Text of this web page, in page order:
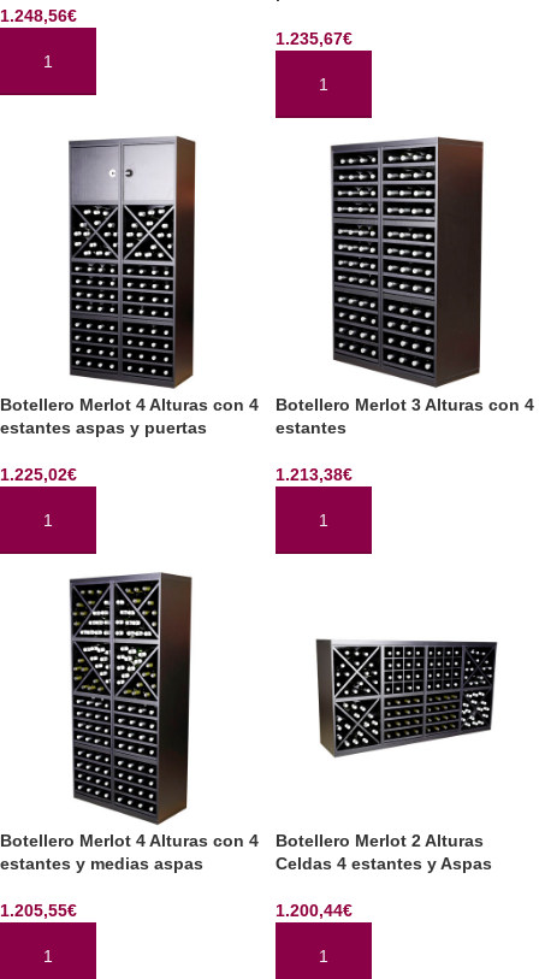
1.248,56€
AÑADIR AL CARRITO
1.235,67€
AÑADIR AL CARRITO
Botellero Merlot 4 Alturas con 4
estantes aspas y puertas
1.225,02€
AÑADIR AL CARRITO
Botellero Merlot 3 Alturas con 4
estantes
1.213,38€
AÑADIR AL CARRITO
Botellero Merlot 4 Alturas con 4
estantes y medias aspas
1.205,55€
AÑADIR AL CARRITO
Botellero Merlot 2 Alturas
Celdas 4 estantes y Aspas
1.200,44€
AÑADIR AL CARRITO